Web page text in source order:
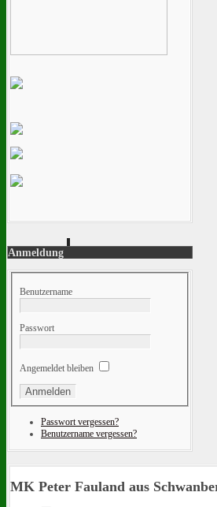
Anmeldung
Benutzername
Passwort
Angemeldet bleiben
Passwort vergessen?
Benutzername vergessen?
MK Peter Fauland aus